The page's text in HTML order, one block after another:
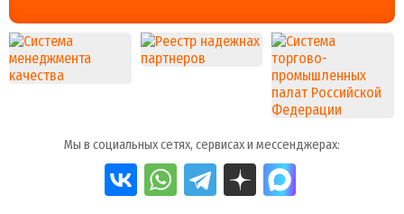
Мы в социальных сетях, сервисах и мессенджерах: